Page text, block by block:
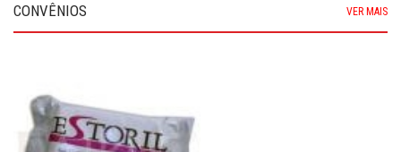
CONVÊNIOS VER MAIS